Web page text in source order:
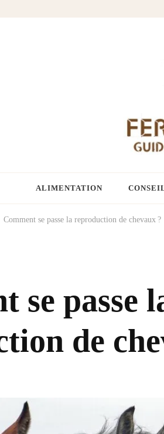
ALIMENTATION
Comment se passe la reproduction de chevaux ?
se passe
de